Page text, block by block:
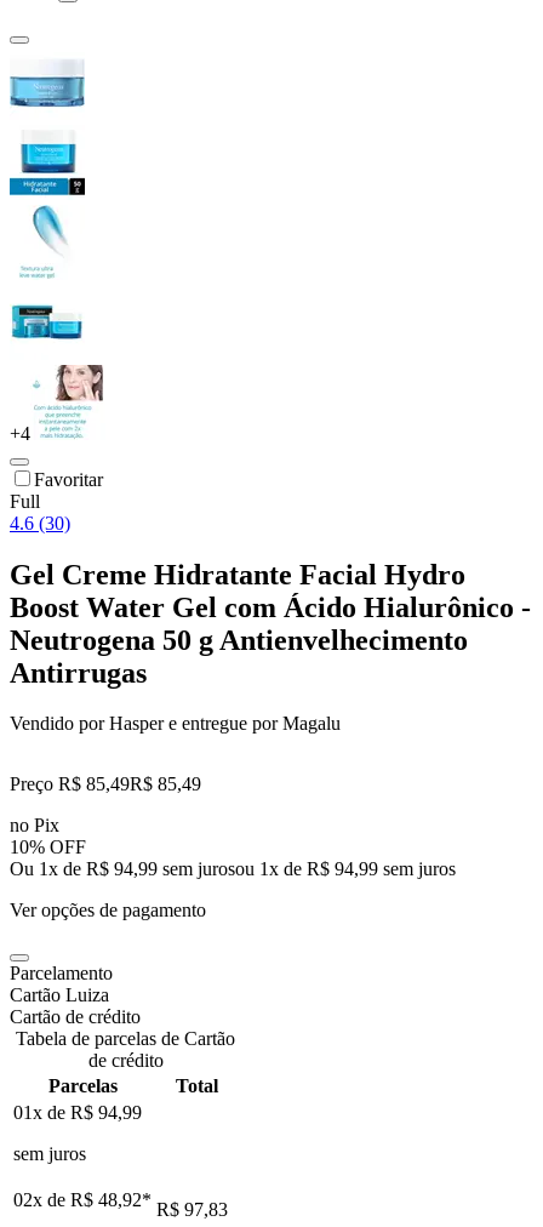
+4
Favoritar
Full
4.6 (30)
Gel Creme Hidratante Facial Hydro
Boost Water Gel com Ácido Hialurônico -
Neutrogena 50 g Antienvelhecimento
Antirrugas
Vendido porHaspere entregue por Magalu
Preço R$ 85,49R$ 85,49
no Pix
10% OFF
Ou 1x de R$ 94,99 sem jurosou 1x de R$ 94,99 sem juros
Ver opções de pagamento
Parcelamento
Cartão Luiza
Cartão de crédito
Tabela de parcelas de Cartão
de crédito
Parcelas
Total
01x de R$ 94,99
sem juros
02x de R$ 48,92* R$ 97,83